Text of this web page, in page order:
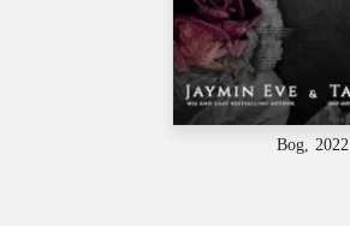
Bog, 2022